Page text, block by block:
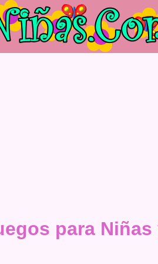
para